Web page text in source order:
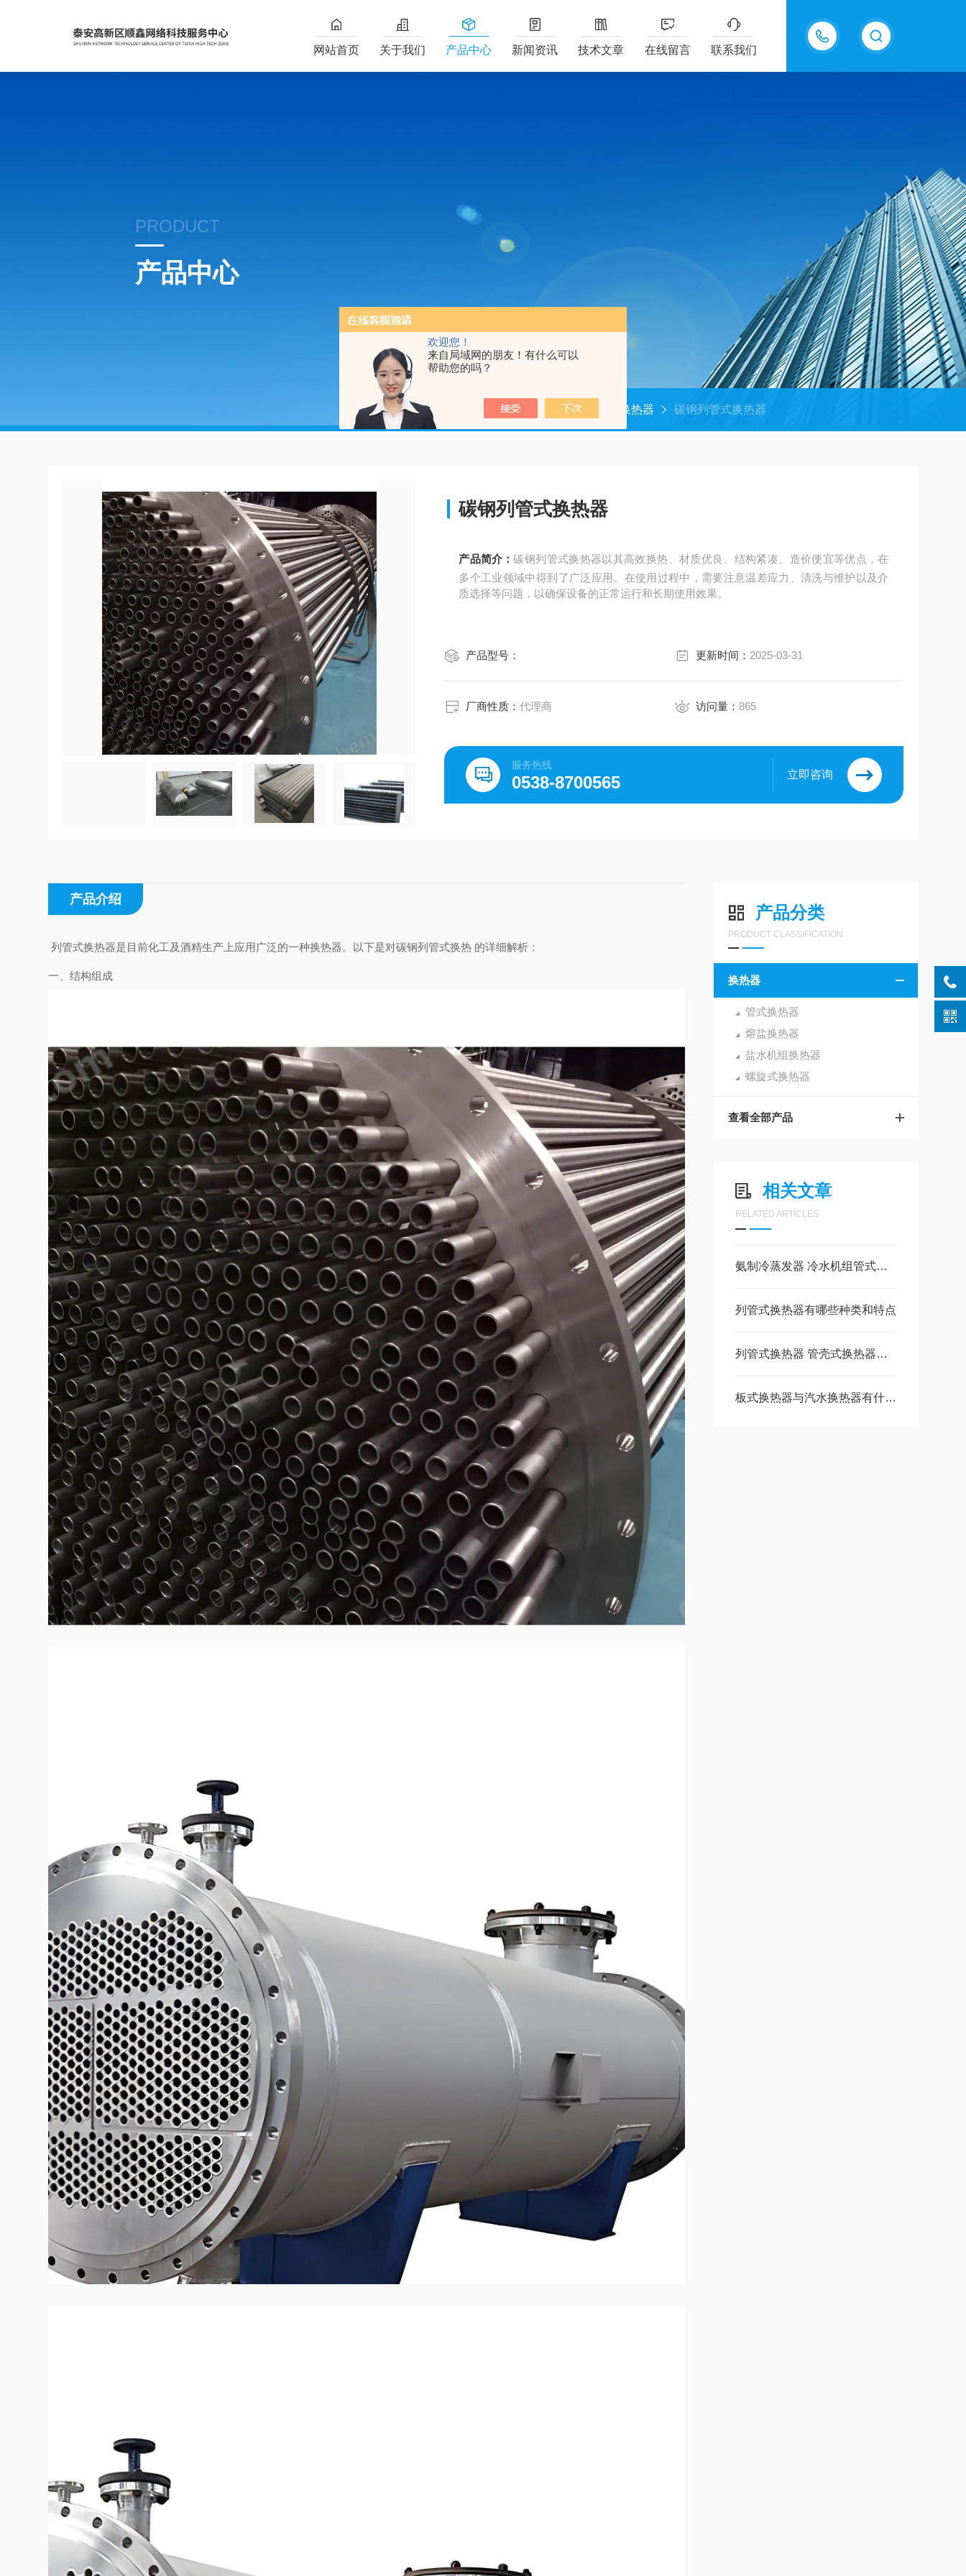
欢迎您！
来自局域网的朋友！有什么可以
帮助您的吗？
18605483306
网站首页 关于我们 产品中心 新闻资讯 技术文章 在线留言 联系我们
PRODUCT
产品中心
首页 产品中心 换热器 碳钢列管式换热器
碳钢列管式换热器
产品简介：碳钢列管式换热器以其高效换热、材质优良、结构紧凑、造价便宜等优点，在
多个工业领域中得到了广泛应用。在使用过程中，需要注意温差应力、清洗与维护以及介
质选择等问题，以确保设备的正常运行和长期使用效果。
产品型号： 更新时间： 2025-03-31
厂商性质：代理商 访问量： 865
服务热线
0538-8700565 立即咨询
产品分类
PRODUCT CLASSIFICATION
换热器
管式换热器
熔盐换热器
盐水机组换热器
螺旋式换热器
查看全部产品
相关文章
RELATED ARTICLES
氨制冷蒸发器 冷水机组管式蒸发器优缺点介绍
列管式换热器有哪些种类和特点
列管式换热器 管壳式换热器应用场景有哪些
板式换热器与汽水换热器有什么区别
产品介绍
列管式换热器是目前化工及酒精生产上应用广泛的一种换热器。以下是对碳钢列管式换热 的详细解析：
一、结构组成